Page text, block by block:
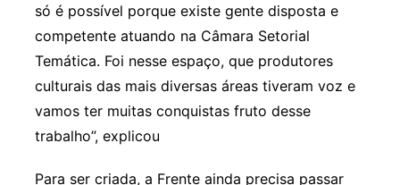
só é possível porque existe gente disposta e
competente atuando na Câmara Setorial
Temática. Foi nesse espaço, que produtores
culturais das mais diversas áreas tiveram voz e
vamos ter muitas conquistas fruto desse
trabalho”, explicou
Para ser criada, a Frente ainda precisa passar